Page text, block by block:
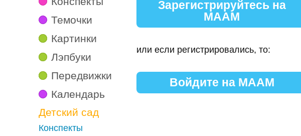
Темочки
Картинки
Лэпбуки
Передвижки
Календарь
Детский сад
Конспекты
Зарегистрируйтесь на
МААМ
или если регистрировались, то:
Войдите на МААМ